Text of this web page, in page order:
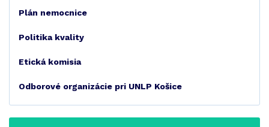
Plán nemocnice
Politika kvality
Etická komisia
Odborové organizácie pri UNLP Košice